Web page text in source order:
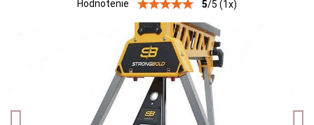
Hodnotenie 5/5 (1x)